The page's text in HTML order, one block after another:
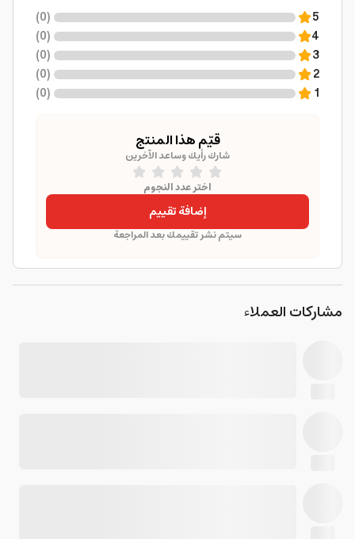
5
(
0
)
4
(
0
)
3
(
0
)
2
(
0
)
1
(
0
)
قيّم هذا المنتج
شارك رأيك وساعد الآخرين
اختر عدد النجوم
إضافة تقييم
سيتم نشر تقييمك بعد المراجعة
مشاركات العملاء